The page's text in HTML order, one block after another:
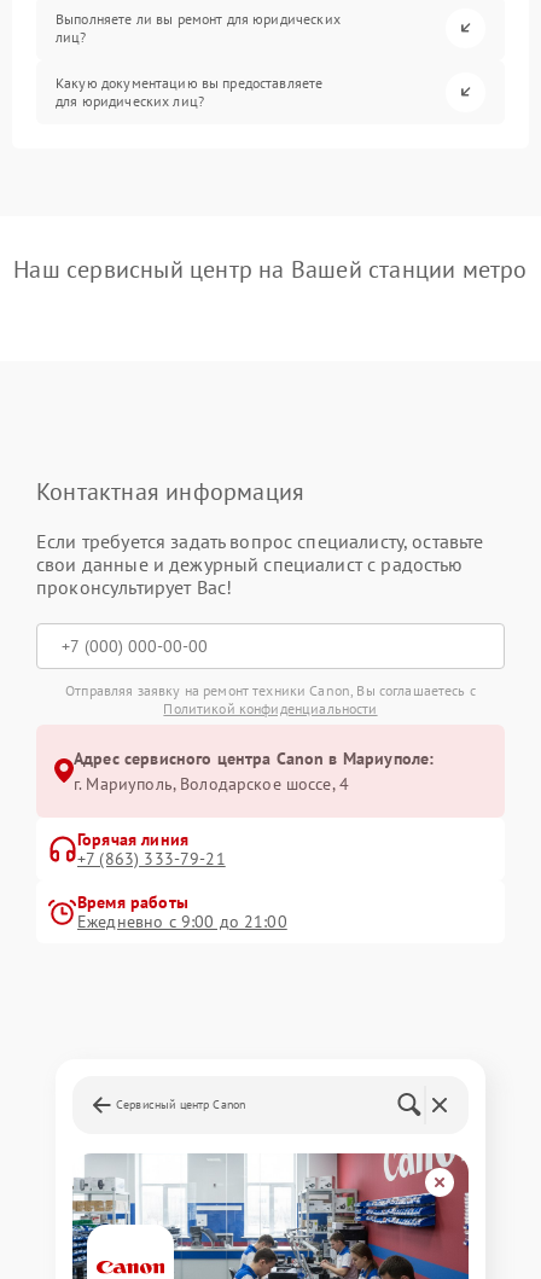
Выполняете ли вы ремонт для юридических
лиц?
Какую документацию вы предоставляете
для юридических лиц?
Наш сервисный центр на Вашей станции метро
Контактная информация
Если требуется задать вопрос специалисту, оставьте
свои данные и дежурный специалист с радостью
проконсультирует Вас!
Отправляя заявку на ремонт техники Canon, Вы соглашаетесь с
Политикой конфиденциальности
Адрес сервисного центра Canon в Мариуполе:
г. Мариуполь, Володарское шоссе, 4
Горячая линия
+7 (863) 333-79-21
Время работы
Ежедневно с 9:00 до 21:00
Сервисный центр Canon